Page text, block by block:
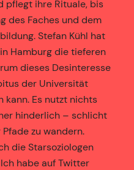
pflegt ihre Rituale, bis
des Faches und dem
Stefan Kühl hat
Hamburg die tieferen
dieses Desinteresse
der Universität
kann. Es nutzt nichts
hinderlich – schlicht
zu wandern.
die Starsoziologen
habe auf Twitter